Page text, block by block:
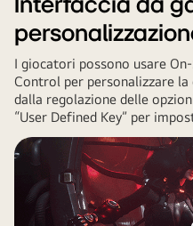
Interfaccia da
I giocatori possono usare
Control per personalizzare
dalla regolazione delle
“User Defined Key” per